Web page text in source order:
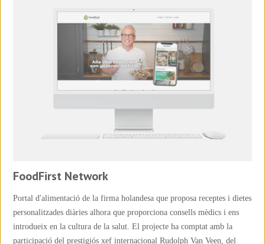
FoodFirst Network
Portal d'alimentació de la firma holandesa que proposa receptes i dietes
personalitzades diàries alhora que proporciona consells mèdics i ens
introdueix en la cultura de la salut. El projecte ha comptat amb la
participació del prestigiós xef internacional Rudolph Van Veen, del